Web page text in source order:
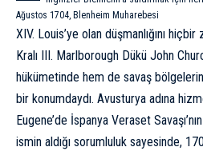
Ağustos 1704, Blenheim Muharebesi
XIV. Louis’ye olan düşmanlığını
Kralı III. Marlborough Dükü John
hükümetinde hem de savaş
bir konumdaydı. Avusturya adına
Eugene’de İspanya Veraset
ismin aldığı sorumluluk sayesinde,